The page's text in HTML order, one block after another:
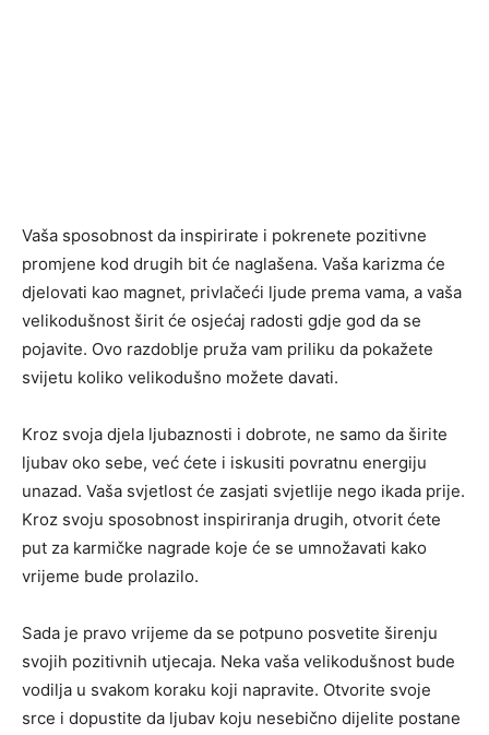
Vaša sposobnost da inspirirate i pokrenete pozitivne
promjene kod drugih bit će naglašena. Vaša karizma će
djelovati kao magnet, privlačeći ljude prema vama, a vaša
velikodušnost širit će osjećaj radosti gdje god da se
pojavite. Ovo razdoblje pruža vam priliku da pokažete
svijetu koliko velikodušno možete davati.
Kroz svoja djela ljubaznosti i dobrote, ne samo da širite
ljubav oko sebe, već ćete i iskusiti povratnu energiju
unazad. Vaša svjetlost će zasjati svjetlije nego ikada prije.
Kroz svoju sposobnost inspiriranja drugih, otvorit ćete
put za karmičke nagrade koje će se umnožavati kako
vrijeme bude prolazilo.
Sada je pravo vrijeme da se potpuno posvetite širenju
svojih pozitivnih utjecaja. Neka vaša velikodušnost bude
vodilja u svakom koraku koji napravite. Otvorite svoje
srce i dopustite da ljubav koju nesebično dijelite postane